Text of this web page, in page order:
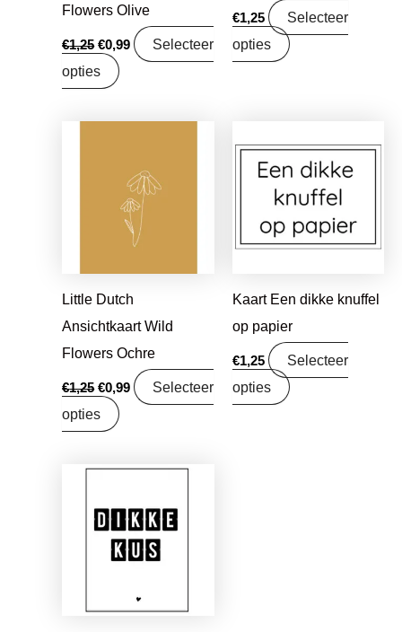
Flowers Olive
€1,25 €0,99
Selecteer
opties
€1,25
Selecteer
opties
Little Dutch
Ansichtkaart Wild
Flowers Ochre
€1,25
€1,25.
€0,99
€0,99.
Selecteer
opties
Kaart Een dikke knuffel
op papier
€1,25
Selecteer
opties